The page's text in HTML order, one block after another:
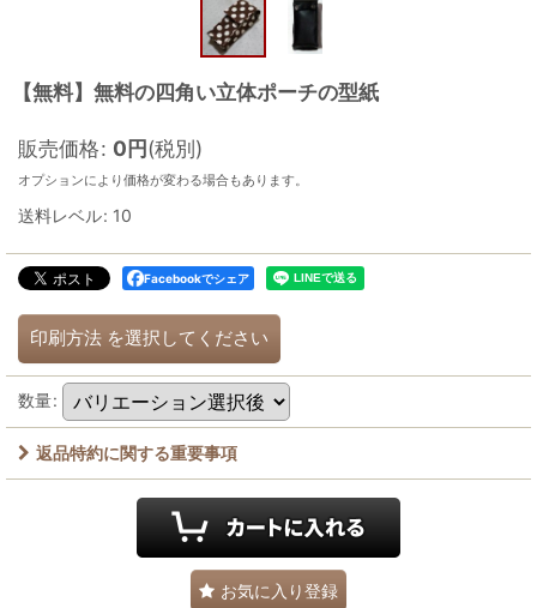
【無料】無料の四角い立体ポーチの型紙
販売価格: 0円(税別)
オプションにより価格が変わる場合もあります。
送料レベル: 10
Facebookでシェア
印刷方法 を選択してください
数量:
返品特約に関する重要事項
お気に入り登録